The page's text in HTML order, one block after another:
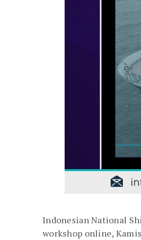
Indonesian National
workshop online,